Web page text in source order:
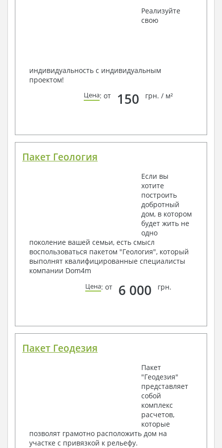
Реализуйте
свою
индивидуальность с индивидуальным
проектом!
Цена: от 150 грн. / м²
Пакет Геология
Если вы
хотите
построить
добротный
дом, в котором
будет жить не
одно
поколение вашей семьи, есть смысл
воспользоваться пакетом "Геология", который
выполнят квалифицированные специалисты
компании Dom4m
Цена: от 6 000 грн.
Пакет Геодезия
Пакет
"Геодезия"
представляет
собой
комплекс
расчетов,
которые
позволят грамотно расположить дом на
участке с привязкой к рельефу.